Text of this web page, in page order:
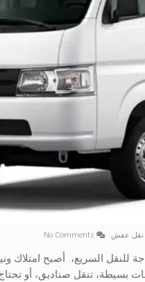
نقل عفش
للنقل السريع،. أصبح
تنقل صناديق، أو